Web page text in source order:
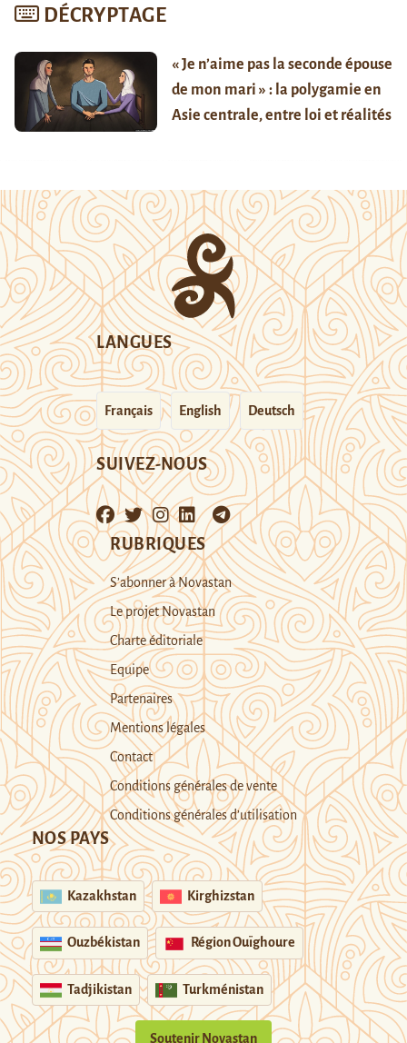
DÉCRYPTAGE
« Je n’aime pas la seconde épouse
de mon mari » : la polygamie en
Asie centrale, entre loi et réalités
LANGUES
Français English Deutsch
SUIVEZ-NOUS
RUBRIQUES
S’abonner à Novastan
Le projet Novastan
Charte éditoriale
Equipe
Partenaires
Mentions légales
Contact
Conditions générales de vente
Conditions générales d’utilisation
NOS PAYS
Kazakhstan Kirghizstan
Ouzbékistan Région Ouïghoure
Tadjikistan Turkménistan
Soutenir Novastan